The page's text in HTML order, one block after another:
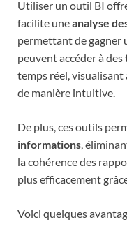
Utiliser un outil BI
facilite uneanalyse
permettant de gagner
peuvent accéder à des
temps réel, visualisant
de manière intuitive.
De plus, ces outils
informations ,
la cohérence des
plus efficacement
Voici quelques